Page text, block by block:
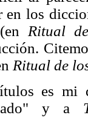
en los
Ritual
Ritual de
es mi
y a